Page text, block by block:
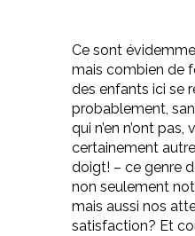
Ce sont
mais combien de
des enfants ici se
probablement,
qui n’en n’ont pas,
certainement
doigt! – ce genre
non seulement
mais aussi nos
satisfaction? Et